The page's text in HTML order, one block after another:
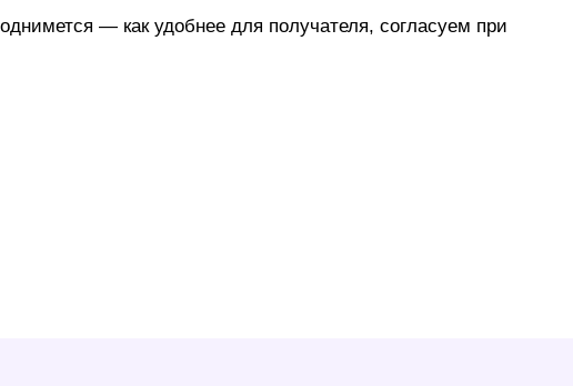
— как удобнее для получателя, согласуем при